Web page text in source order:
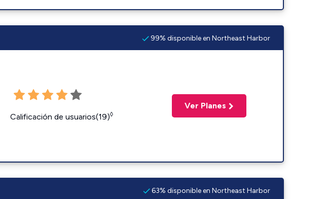
99% disponible en Northeast Harbor
Calificación de usuarios(19)◊
Ver Planes
63% disponible en Northeast Harbor